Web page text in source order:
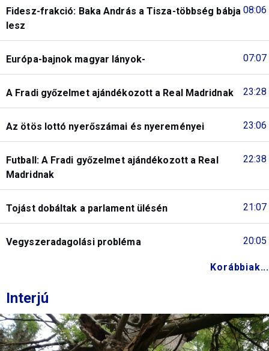
08:06
Fidesz-frakció: Baka András a Tisza-többség bábja
lesz
07:07
Európa-bajnok magyar lányok-
23:28
A Fradi győzelmet ajándékozott a Real Madridnak
23:06
Az ötös lottó nyerőszámai és nyereményei
22:38
Futball: A Fradi győzelmet ajándékozott a Real
Madridnak
21:07
Tojást dobáltak a parlament ülésén
20:05
Vegyszeradagolási probléma
Korábbiak...
Interjú